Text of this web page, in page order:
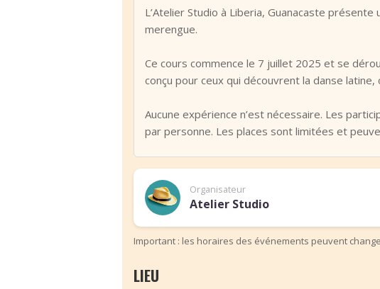
L’Atelier Studio à Liberia, Guanacaste
merengue.
Ce cours commence le 7 juillet 2025 et se
conçu pour ceux qui découvrent la danse
Aucune expérience n’est nécessaire. Les
par personne. Les places sont limitées et
Organisateur
Atelier Studio
Important : les horaires des événements peuvent
LIEU